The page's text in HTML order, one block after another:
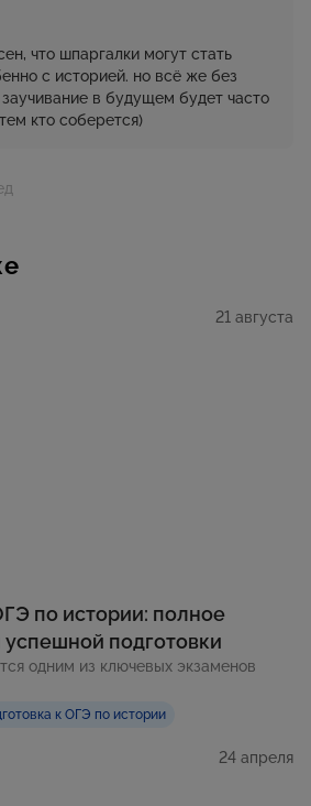
что шпаргалки могут стать
с историей. но всё же без
в будущем будет часто
кто соберется)
21 августа
по истории: полное
успешной подготовки
одним из ключевых экзаменов
к ОГЭ по истории
24 апреля